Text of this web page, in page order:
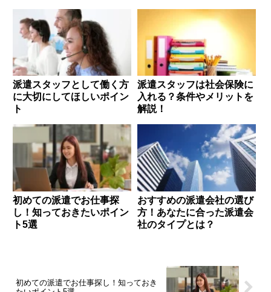
派遣スタッフとして働く方
に大切にしてほしいポイン
ト
派遣スタッフは社会保険に
入れる？条件やメリットを
解説！
初めての派遣でお仕事探
し！知っておきたいポイン
ト5選
おすすめの派遣会社の選び
方！あなたに合った派遣会
社のタイプとは？
初めての派遣でお仕事探し！知っておき